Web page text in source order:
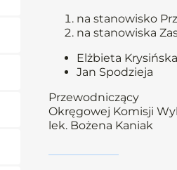
na stanowisko
na stanowiska
Elżbieta Krysińska
Jan Spodzieja
Przewodniczący
Okręgowej Komisji
lek. Bożena Kaniak